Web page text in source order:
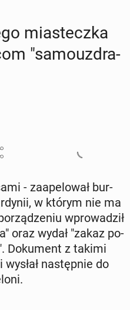
mia­stecz­ka
"sa­mo­uz­dra­
- za­ape­lo­wał bur­
w którym nie ma
wpro­wa­dził
oraz wydał "zakaz po­
Do­ku­ment z takimi
na­stęp­nie do